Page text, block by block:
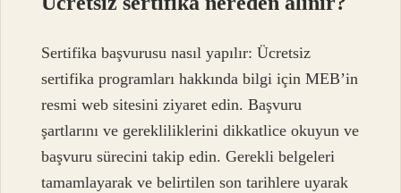
Sertifika başvurusu nasıl yapılır: Ücretsiz
sertifika programları hakkında bilgi için MEB’in
resmi web sitesini ziyaret edin. Başvuru
şartlarını ve gerekliliklerini dikkatlice okuyun ve
başvuru sürecini takip edin. Gerekli belgeleri
tamamlayarak ve belirtilen son tarihlere uyarak